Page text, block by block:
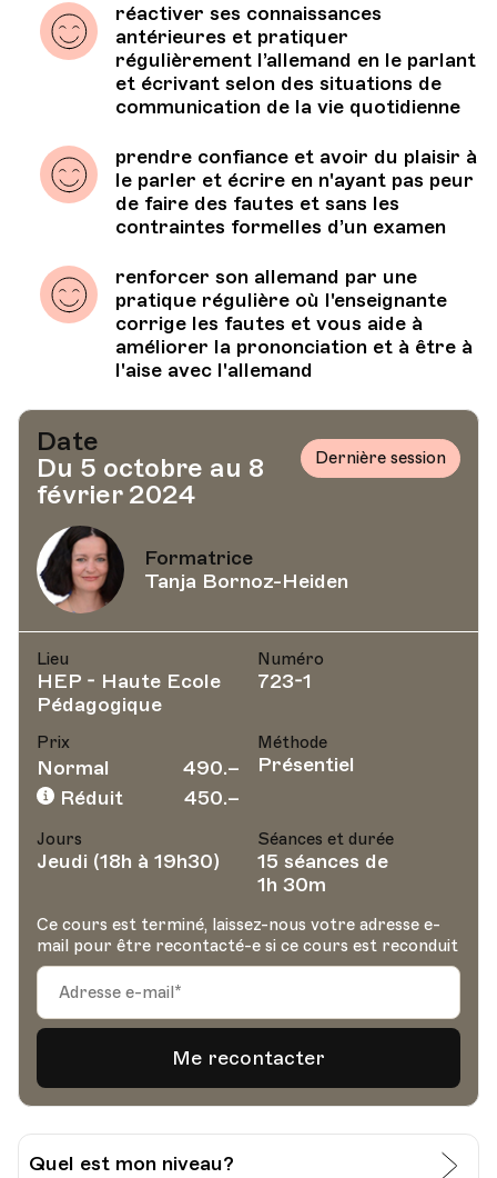
réactiver ses connaissances
antérieures et pratiquer
régulièrement l’allemand en le parlant
et écrivant selon des situations de
communication de la vie quotidienne
prendre confiance et avoir du plaisir à
le parler et écrire en n'ayant pas peur
de faire des fautes et sans les
contraintes formelles d’un examen
renforcer son allemand par une
pratique régulière où l'enseignante
corrige les fautes et vous aide à
améliorer la prononciation et à être à
l'aise avec l'allemand
Date
Du 5 octobre au 8
février 2024
Dernière session
Formatrice
Tanja Bornoz-Heiden
Lieu
HEP - Haute Ecole
Pédagogique
Numéro
723-1
Prix
Normal
490.–
Réduit
450.–
Méthode
Présentiel
Jours
Jeudi (18h à 19h30)
Séances et durée
15 séances de
1h 30m
Ce cours est terminé, laissez-nous votre adresse e-
mail pour être recontacté-e si ce cours est reconduit
Quel est mon niveau?